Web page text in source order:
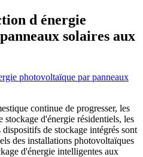
d énergie
solaires aux
continue de progresser, les
stockage d'énergie résidentiels, les
de stockage intégrés sont
des installations photovoltaïques
d'énergie intelligentes aux